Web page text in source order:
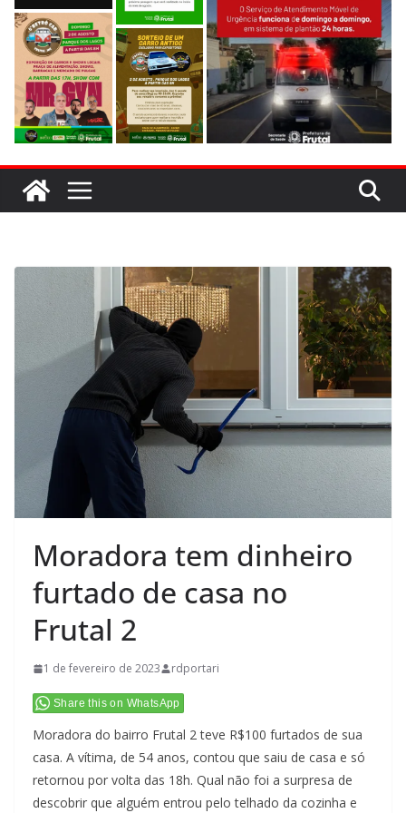
Moradora tem dinheiro
furtado de casa no
Frutal 2
1 de fevereiro de 2023 rdportari
Share this on WhatsApp
Moradora do bairro Frutal 2 teve R$100 furtados de sua
casa. A vítima, de 54 anos, contou que saiu de casa e só
retornou por volta das 18h. Qual não foi a surpresa de
descobrir que alguém entrou pelo telhado da cozinha e